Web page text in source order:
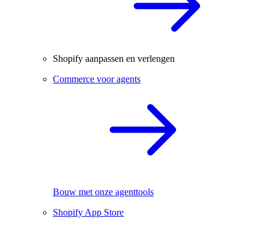
Shopify aanpassen en verlengen
Commerce voor agents
Bouw met onze agenttools
Shopify App Store